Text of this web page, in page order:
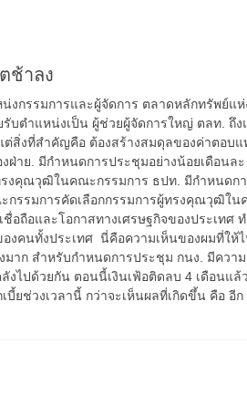
ช้าลง
น่งกรรมการและผู้จัดการ ตลาดหลักทรัพย์แห่
บตำแหน่งเป็น ผู้ช่วยผู้จัดการใหญ่ ตลท. ถึง
สิ่งที่สำคัญคือ ต้องสร้างสมดุลของค่าตอบแ
ฝ่าย. มีกำหนดการประชุมอย่างน้อยเดือนละ
รงคุณวุฒิในคณะกรรมการ ธปท. มีกำหนดก
ะกรรมการคัดเลือกกรรมการผู้ทรงคุณวุฒิใน
อถือและโอกาสทางเศรษฐกิจของประเทศ
งคนทั้งประเทศ นี่คือความเห็นของผมที่ให้
าก สำหรับกำหนดการประชุม กนง. มีความ
ไปด้วยกัน ตอนนี้เงินเฟ้อติดลบ 4 เดือนแล้ว
ยช่วงเวลานี้ กว่าจะเห็นผลที่เกิดขึ้น คือ อีก